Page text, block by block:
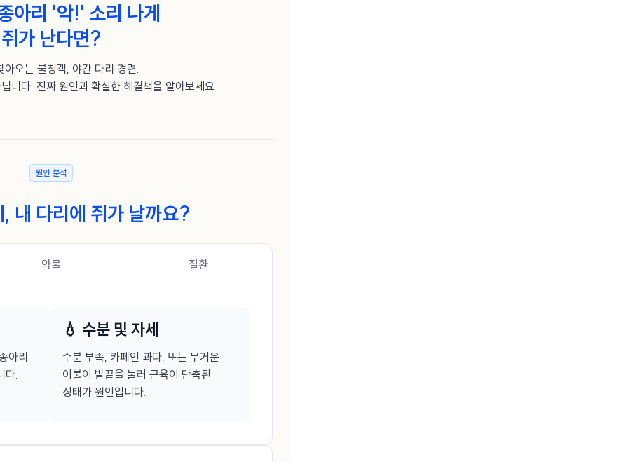
아리 '악!' 소리 나게
쥐가 난다면?
아오는 불청객, 야간 다리 경련.
니다. 진짜 원인과 확실한 해결책을 알아보세요.
원인 분석
내 다리에 쥐가 날까요?
약물 질환
아리
다.
💧 수분 및 자세
수분 부족, 카페인 과다, 또는 무거운
이불이 발끝을 눌러 근육이 단축된
상태가 원인입니다.